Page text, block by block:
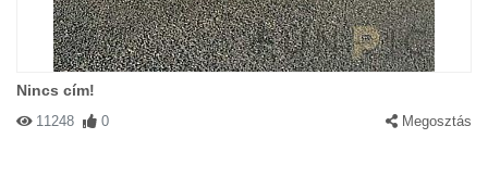
Nincs cím!
11248 0 Megosztás